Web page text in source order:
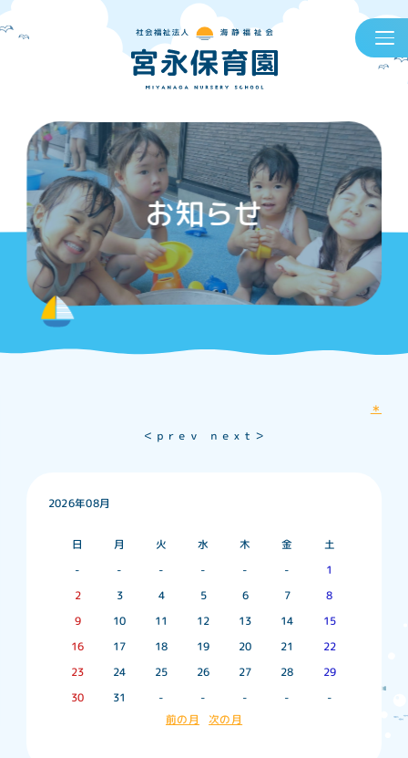
お知らせ
＊
＜ｐｒｅｖ ｎｅｘｔ＞
2026年08月
日 月 火 水 木 金 土
- - - - - -
1
2
3 4 5 6 7
8
9
10 11 12 13 14
15
16
17 18 19 20 21
22
23
24 25 26 27 28
29
30
31 - - - - -
前の月 次の月